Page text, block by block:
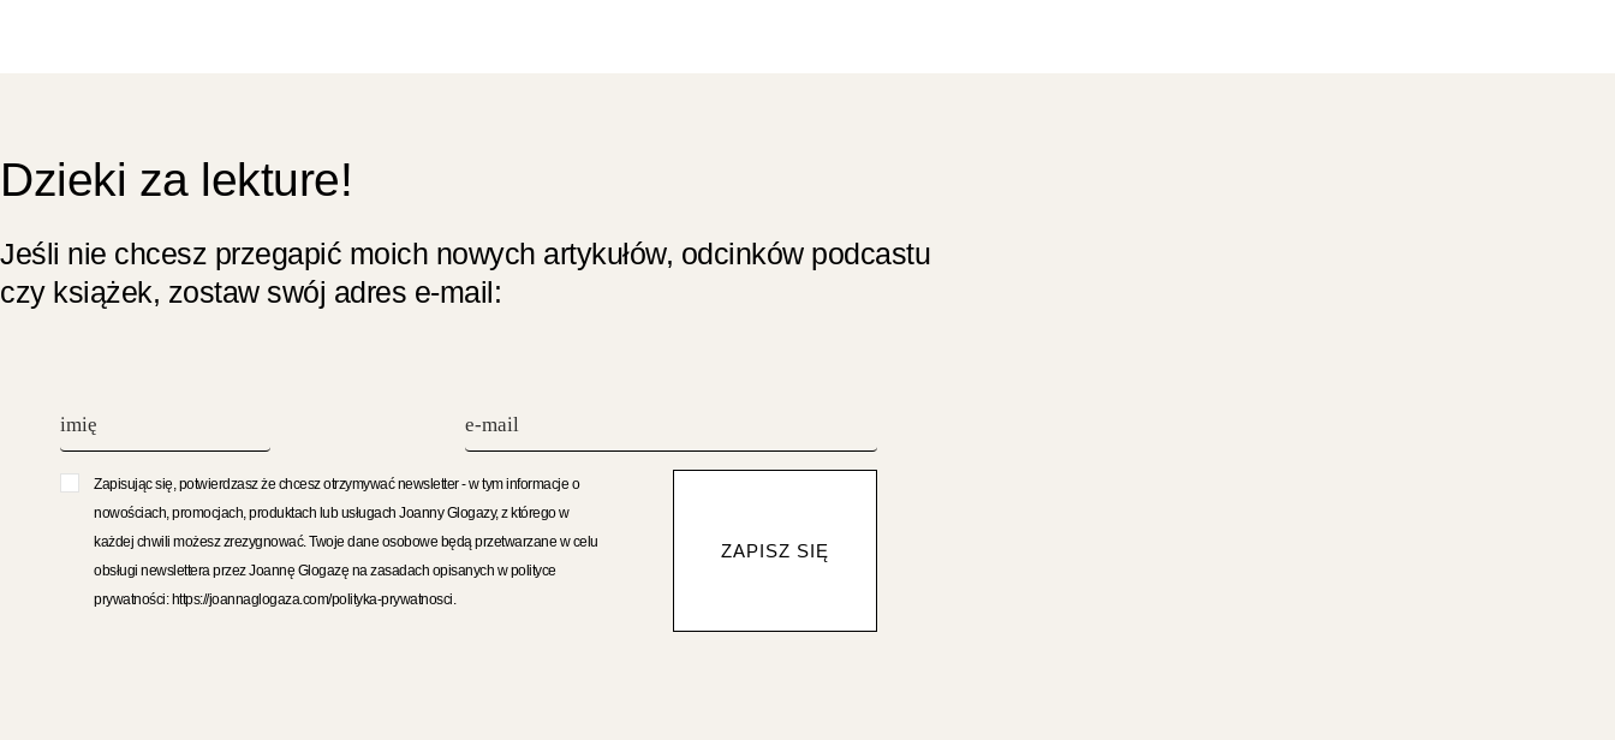
Dzieki za lekture!
Jeśli nie chcesz przegapić moich nowych artykułów, odcinków podcastu
czy książek, zostaw swój adres e-mail:
Zapisując się, potwierdzasz że chcesz otrzymywać newsletter - w tym informacje o
nowościach, promocjach, produktach lub usługach Joanny Glogazy, z którego w
każdej chwili możesz zrezygnować. Twoje dane osobowe będą przetwarzane w celu
obsługi newslettera przez Joannę Glogazę na zasadach opisanych w polityce
prywatności: https://joannaglogaza.com/polityka-prywatnosci.
ZAPISZ SIĘ